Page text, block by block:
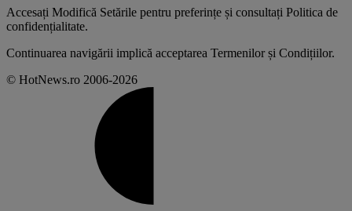
Accesați Modifică Setările pentru preferințe și consultați Politica de
confidențialitate.
Continuarea navigării implică acceptarea Termenilor și Condițiilor.
© HotNews.ro 2006-2026